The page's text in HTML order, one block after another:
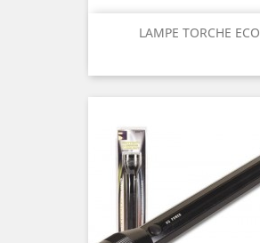
LAMPE TORCHE ECO